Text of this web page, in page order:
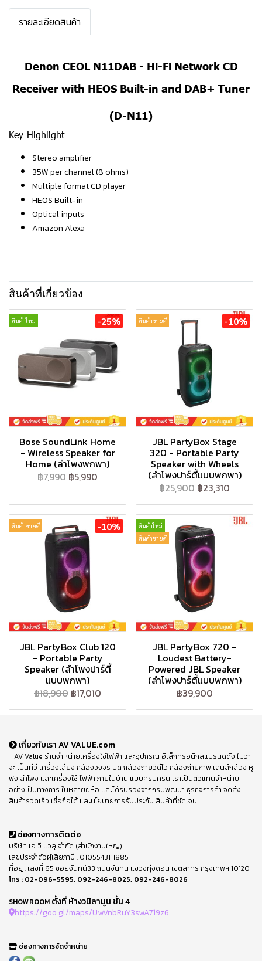
รายละเอียดสินค้า
Denon CEOL N11DAB - Hi-Fi Network CD
Receiver with HEOS Built-in and DAB+ Tuner
(D-N11)
Key-Highlight
Stereo amplifier
35W per channel (8 ohms)
Multiple format CD player
HEOS Built-in
Optical inputs
Amazon Alexa
สินค้าที่เกี่ยวข้อง
สินค้าใหม่ -25%
Bose SoundLink Home
- Wireless Speaker for
Home (ลำโพงพกพา)
฿7,990 ฿5,990
สินค้าขายดี -10%
JBL PartyBox Stage
320 - Portable Party
Speaker with Wheels
(ลำโพงปาร์ตี้แบบพกพา)
฿25,900 ฿23,310
สินค้าขายดี -10%
JBL PartyBox Club 120
- Portable Party
Speaker (ลำโพงปาร์ตี้
แบบพกพา)
฿18,900 ฿17,010
สินค้าใหม่
สินค้าขายดี
JBL PartyBox 720 -
Loudest Battery-
Powered JBL Speaker
(ลำโพงปาร์ตี้แบบพกพา)
฿39,900
เกี่ยวกับเรา AV VALUE.com
AV Value ร้านจำหน่ายเครื่องใช้ไฟฟ้า และอุปกรณ์ อิเล็กทรอนิกส์แบรนด์ดัง ไม่ว่า
จะ เป็นทีวี เครื่องเสียง กล้องวงจร ปิด กล้องถ่ายวีดีโอ กล้องถ่ายภาพ เลนส์กล้อง หู
ฟัง ลำโพง และเครื่องใช้ ไฟฟ้า ภายในบ้าน แบบครบครัน เราเป็นตัวแทนจำหน่าย
อย่างเป็นทางการ ในหลายยี่ห้อ และได้รับรองจากกรมพัฒนา ธุรกิจการค้า จัดส่ง
สินค้ารวดเร็ว เชื่อถือได้ และนโยบายการรับประกัน สินค้าที่ชัดเจน
ช่องทางการติดต่อ
บริษัท เอ วี แวลู จำกัด (สำนักงานใหญ่)
เลขประจำตัวผู้เสียภาษี : 0105543111885
ที่อยู่ : เลขที่ 65 ซอยจันทน์33 ถนนจันทน์ แขวงทุ่งดอน เขตสาทร กรุงเทพฯ 10120
โทร : 02-096-5595, 092-246-8025, 092-246-8026
SHOWROOM ตั้งที่ ห้างวนิลามูน ชั้น 4
https://goo.gl/maps/UwVnbRuY3swA719z6
ช่องทางการจัดจำหน่าย